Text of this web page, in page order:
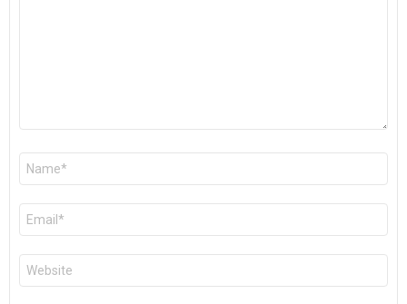
Nom
E-
mail
*
Site
web